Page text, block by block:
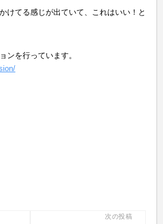
けてる感じが出ていて、これはいい！と
ンを行っています。
次の投稿